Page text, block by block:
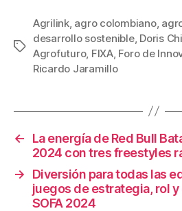
c
e
b
o
k
tt
er
ail er
e
m
p
Etiquetas
Agrilink, agro colombiano,
desarrollo sostenible, Doris
Agrofuturo, FIXA, Foro de
Ricardo Jaramillo
←
La energía de Red Bull
2024 con tres freestyles
→
Diversión para todas las
juegos de estrategia, rol
SOFA 2024